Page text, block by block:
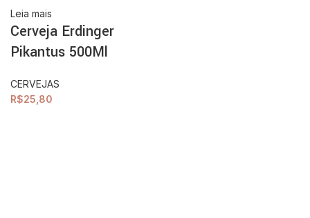
Leia mais
Cerveja Erdinger
Pikantus 500Ml
CERVEJAS
R$25,80